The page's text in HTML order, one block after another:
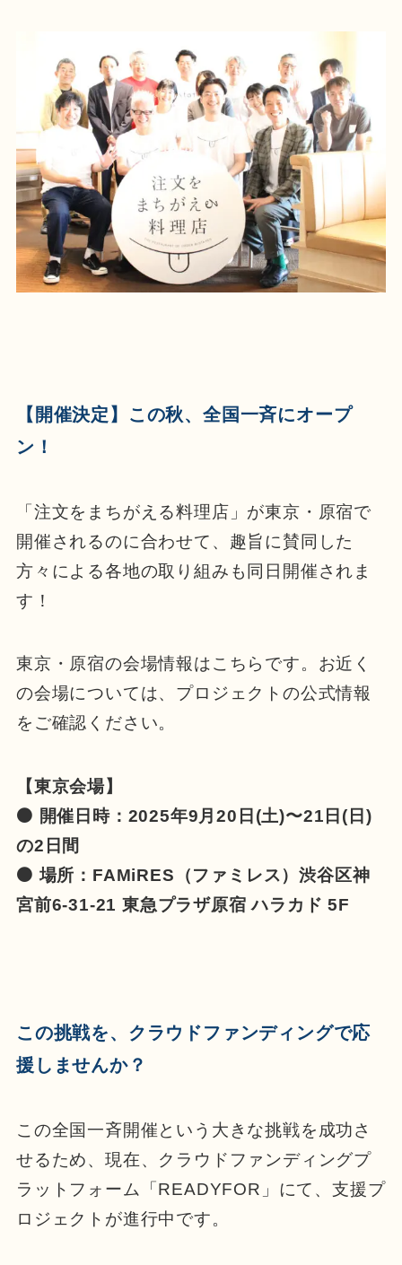
【開催決定】この秋、全国一斉にオープ
ン！
「注文をまちがえる料理店」が東京・原宿で
開催されるのに合わせて、趣旨に賛同した
方々による各地の取り組みも同日開催されま
す！
東京・原宿の会場情報はこちらです。お近く
の会場については、プロジェクトの公式情報
をご確認ください。
【東京会場】
⚫ 開催日時：2025年9月20日(土)〜21日(日)
の2日間
⚫ 場所：FAMiRES（ファミレス）渋谷区神
宮前6-31-21 東急プラザ原宿 ハラカド 5F
この挑戦を、クラウドファンディングで応
援しませんか？
この全国一斉開催という大きな挑戦を成功さ
せるため、現在、クラウドファンディングプ
ラットフォーム「READYFOR」にて、支援プ
ロジェクトが進行中です。